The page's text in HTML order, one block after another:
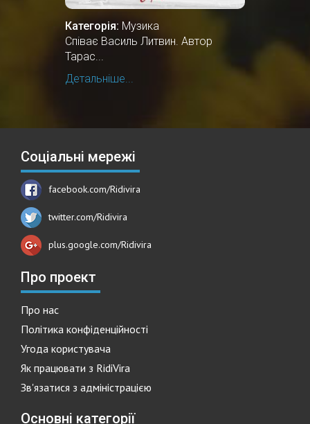
Категорія: Музика
Співає Василь Литвин. Автор
Тарас...
Детальніше...
Соціальні мережі
facebook.com/Ridivira
twitter.com/Ridivira
plus.google.com/Ridivira
Про проект
Про нас
Політика конфіденційності
Угода користувача
Як працювати з RidiVira
Зв'язатися з адміністрацією
Основні категорії